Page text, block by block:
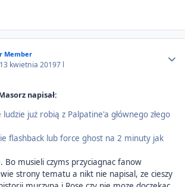
Member
13 kwietnia 20197 l
napisał:
już robią z Palpatine'a głównego złego
flashback lub force ghost na 2 minuty jak
Bo musieli czyms przyciagnac fanow
strony tematu a nikt nie napisal, ze cieszy